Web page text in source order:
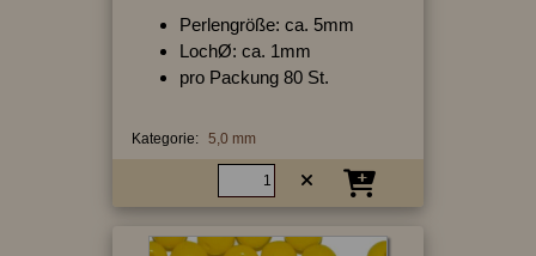
Perlengröße: ca. 5mm
LochØ: ca. 1mm
pro Packung 80 St.
Kategorie: 5,0 mm